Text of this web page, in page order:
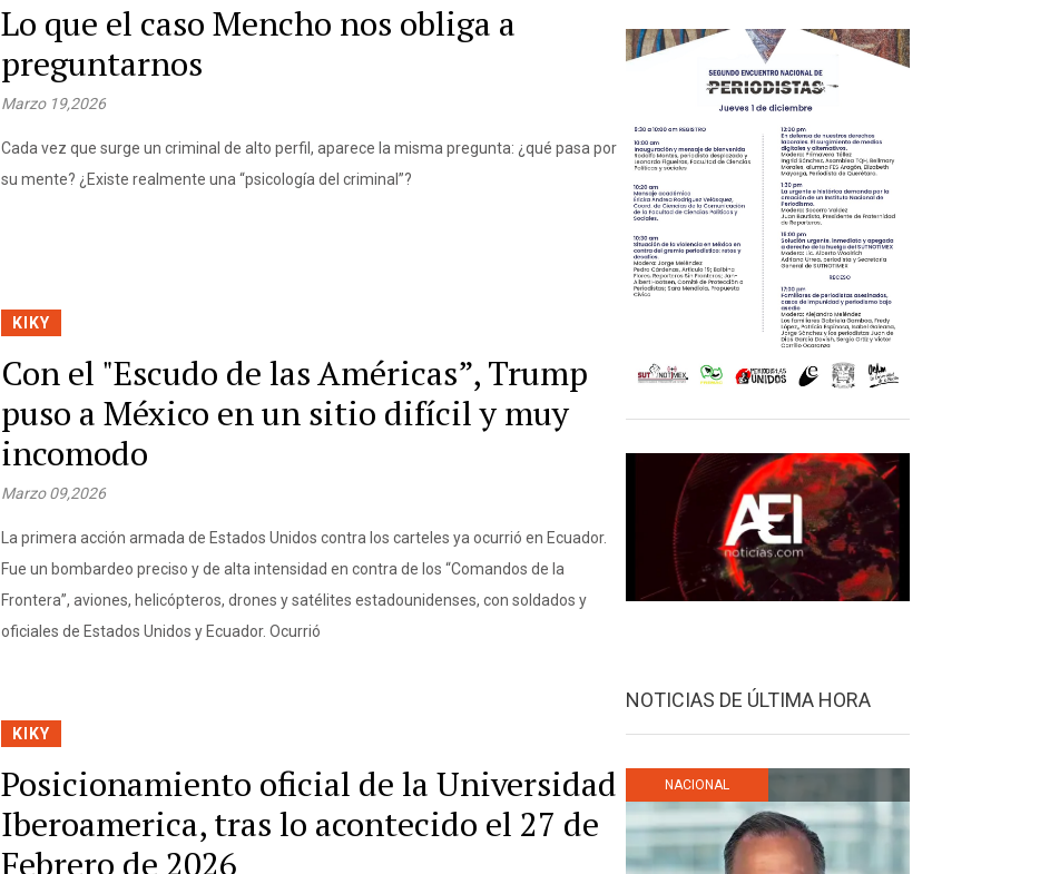
Lo que el caso Mencho nos obliga a
preguntarnos
Marzo 19,2026
Cada vez que surge un criminal de alto perfil, aparece la misma pregunta: ¿qué pasa por
su mente? ¿Existe realmente una “psicología del criminal”?
KIKY
Con el "Escudo de las Américas”, Trump
puso a México en un sitio difícil y muy
incomodo
Marzo 09,2026
La primera acción armada de Estados Unidos contra los carteles ya ocurrió en Ecuador.
Fue un bombardeo preciso y de alta intensidad en contra de los “Comandos de la
Frontera”, aviones, helicópteros, drones y satélites estadounidenses, con soldados y
oficiales de Estados Unidos y Ecuador. Ocurrió
KIKY
Posicionamiento oficial de la Universidad
Iberoamerica, tras lo acontecido el 27 de
Febrero de 2026
NOTICIAS DE ÚLTIMA HORA
NACIONAL